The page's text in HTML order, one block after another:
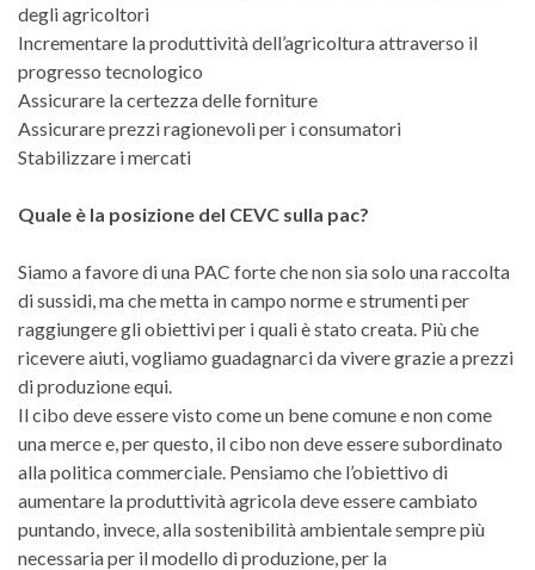
degli agricoltori
Incrementare la produttività dell’agricoltura attraverso il
progresso tecnologico
Assicurare la certezza delle forniture
Assicurare prezzi ragionevoli per i consumatori
Stabilizzare i mercati
Quale è la posizione del CEVC sulla pac?
Siamo a favore di una PAC forte che non sia solo una raccolta
di sussidi, ma che metta in campo norme e strumenti per
raggiungere gli obiettivi per i quali è stato creata. Più che
ricevere aiuti, vogliamo guadagnarci da vivere grazie a prezzi
di produzione equi.
Il cibo deve essere visto come un bene comune e non come
una merce e, per questo, il cibo non deve essere subordinato
alla politica commerciale. Pensiamo che l’obiettivo di
aumentare la produttività agricola deve essere cambiato
puntando, invece, alla sostenibilità ambientale sempre più
necessaria per il modello di produzione, per la